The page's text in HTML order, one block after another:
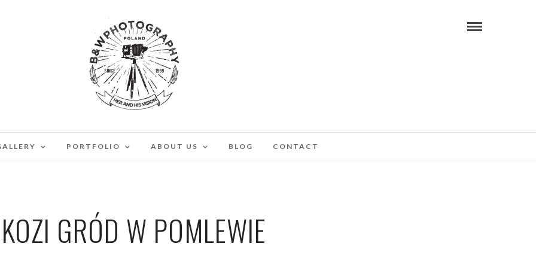
PORTFOLIO ABOUT US BLOG CONTACT
KOZI GRÓD W POMLEWIE